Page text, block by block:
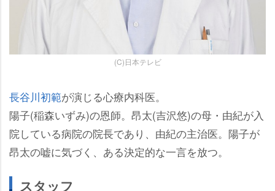
(C)日本テレビ
長谷川初範が演じる心療内科医。
陽子(稲森いずみ)の恩師。昂太(吉沢悠)の母・由紀が入
院している病院の院長であり、由紀の主治医。陽子が
昂太の嘘に気づく、ある決定的な一言を放つ。
スタッフ